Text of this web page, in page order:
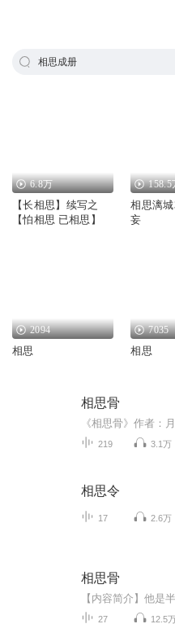
相思成册
6.8万
【长相思】续写之
【怕相思 已相思】
158.5
相思漓
妄
2094
相思
7035
相思
相思骨
219 3.1万
相思令
17 2.6万
相思骨
27 12.5